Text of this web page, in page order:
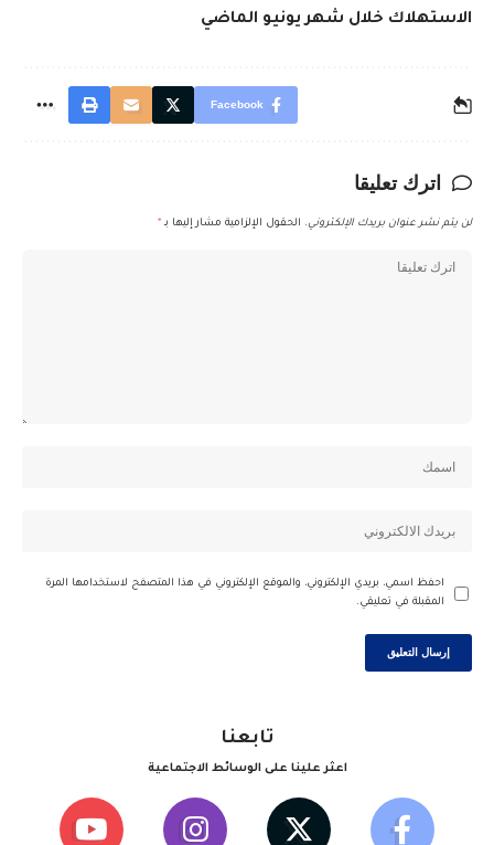
الاستهلاك خلال شهر يونيو الماضي
Facebook
اترك تعليقا
لن يتم نشر عنوان بريدك الإلكتروني. الحقول الإلزامية مشار إليها بـ *
احفظ اسمي، بريدي الإلكتروني، والموقع الإلكتروني في هذا المتصفح لاستخدامها المرة
المقبلة في تعليقي.
تابعنا
اعثر علينا على الوسائط الاجتماعية